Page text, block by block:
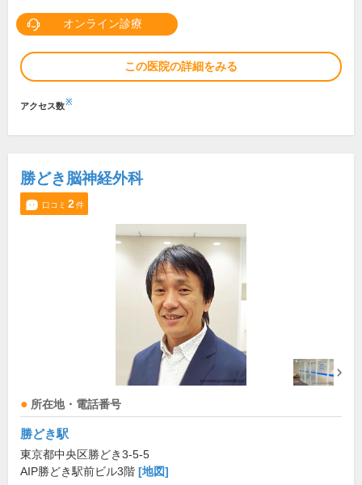
オンライン診療
この医院の詳細をみる
アクセス数※
勝どき脳神経外科
口コミ 2件
所在地・電話番号
勝どき駅
東京都中央区勝どき3-5-5
AIP勝どき駅前ビル3階 [地図]